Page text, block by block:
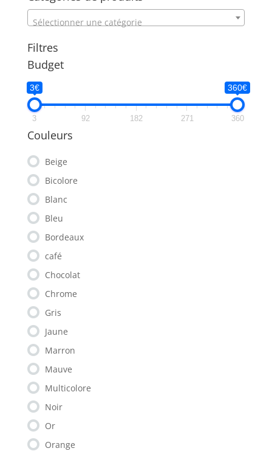
Sélectionner une catégorie
Filtres
Budget
3€ 360€
3 92 182 271 360
Couleurs
Beige
Bicolore
Blanc
Bleu
Bordeaux
café
Chocolat
Chrome
Gris
Jaune
Marron
Mauve
Multicolore
Noir
Or
Orange